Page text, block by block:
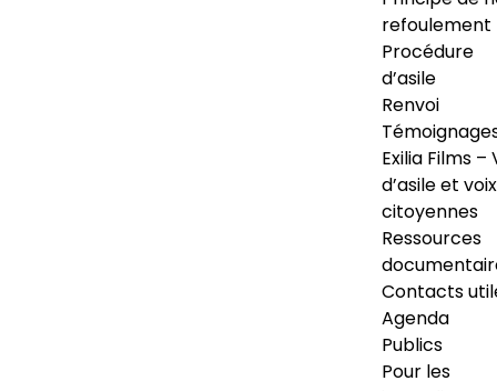
refoulement
Procédure
d’asile
Renvoi
Exilia Films –
d’asile et voix
citoyennes
Ressources
Contacts
Agenda
Publics
Pour les